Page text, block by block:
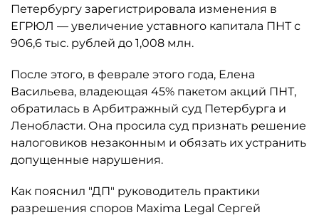
Петербургу зарегистрировала изменения в
ЕГРЮЛ — увеличение уставного капитала ПНТ с
906,6 тыс. рублей до 1,008 млн.
После этого, в феврале этого года, Елена
Васильева, владеющая 45% пакетом акций ПНТ,
обратилась в Арбитражный суд Петербурга и
Ленобласти. Она просила суд признать решение
налоговиков незаконным и обязать их устранить
допущенные нарушения.
Как пояснил "ДП" руководитель практики
разрешения споров Maxima Legal Сергей